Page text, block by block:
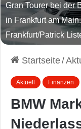
Gran Tourer bei der
in Frankfurt am
Frankfurt/Patrick
Startseite/
Aktuell Finanzen
BMW